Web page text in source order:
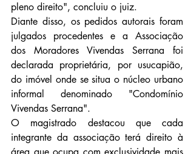
pleno direito", concluiu o juiz.
Diante disso, os pedidos autorais foram
julgados procedentes e a Associação
dos Moradores Vivendas Serrana foi
declarada proprietária, por usucapião,
do imóvel onde se situa o núcleo urbano
informal denominado "Condomínio
Vivendas Serrana".
O magistrado destacou que cada
integrante da associação terá direito à